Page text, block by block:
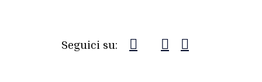
Seguici su: